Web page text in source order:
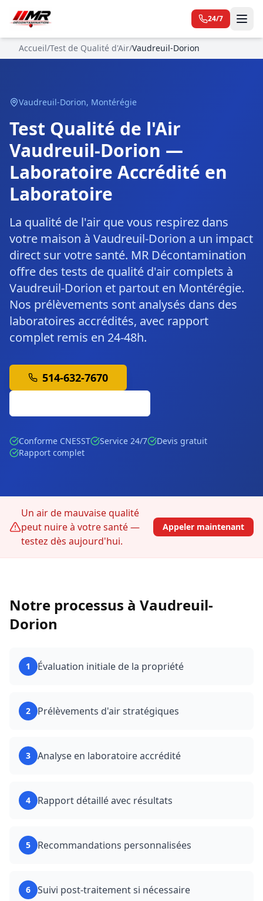
24/7
Accueil/Test de Qualité d'Air/Vaudreuil-Dorion
Vaudreuil-Dorion, Montérégie
Test Qualité de l'Air
Vaudreuil-Dorion —
Laboratoire Accrédité en
Laboratoire
La qualité de l'air que vous respirez dans
votre maison à Vaudreuil-Dorion a un impact
direct sur votre santé. MR Décontamination
offre des tests de qualité d'air complets à
Vaudreuil-Dorion et partout en Montérégie.
Nos prélèvements sont analysés dans des
laboratoires accrédités, avec rapport
complet remis en 24-48h.
514-632-7670
Conforme CNESST Service 24/7
Devis gratuit
Rapport complet
Un air de mauvaise qualité
peut nuire à votre santé —
testez dès aujourd'hui.
Appeler maintenant
Notre processus à Vaudreuil-
Dorion
1 Évaluation initiale de la propriété
2 Prélèvements d'air stratégiques
3 Analyse en laboratoire accrédité
4 Rapport détaillé avec résultats
5 Recommandations personnalisées
6 Suivi post-traitement si nécessaire